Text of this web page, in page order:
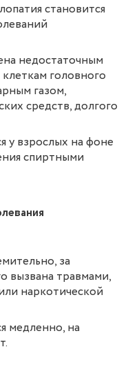
становится
недостаточным
головного
газом,
средств, долгого
у взрослых на фоне
спиртными
за
вызвана травмами,
наркотической
медленно, на